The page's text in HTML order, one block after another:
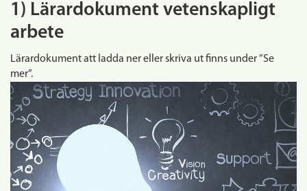
1) Lärardokument vetenskapligt
arbete
Lärardokument att ladda ner eller skriva ut finns under ”Se
mer”.